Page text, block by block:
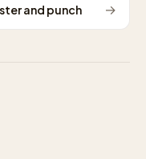
and punch →